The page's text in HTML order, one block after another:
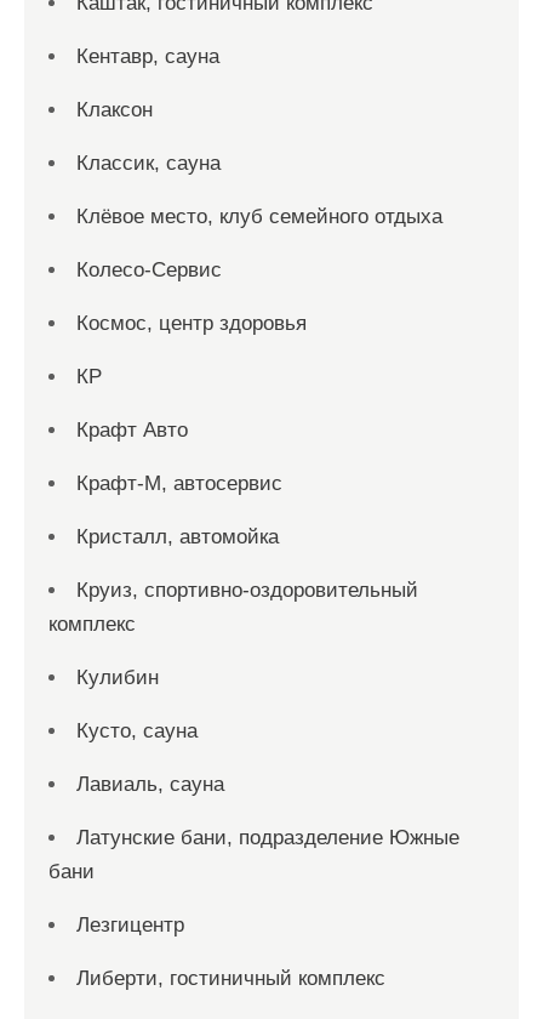
Кентавр, сауна
Клаксон
Классик, сауна
Клёвое место, клуб семейного отдыха
Колесо-Сервис
Космос, центр здоровья
КР
Крафт Авто
Крафт-М, автосервис
Кристалл, автомойка
Круиз, спортивно-оздоровительный
комплекс
Кулибин
Кусто, сауна
Лавиаль, сауна
Латунские бани, подразделение Южные
бани
Лезгицентр
Либерти, гостиничный комплекс